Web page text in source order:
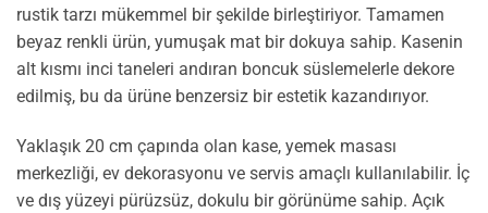
rustik tarzı mükemmel bir şekilde birleştiriyor. Tamamen
beyaz renkli ürün, yumuşak mat bir dokuya sahip. Kasenin
alt kısmı inci taneleri andıran boncuk süslemelerle dekore
edilmiş, bu da ürüne benzersiz bir estetik kazandırıyor.
Yaklaşık 20 cm çapında olan kase, yemek masası
merkezliği, ev dekorasyonu ve servis amaçlı kullanılabilir. İç
ve dış yüzeyi pürüzsüz, dokulu bir görünüme sahip. Açık